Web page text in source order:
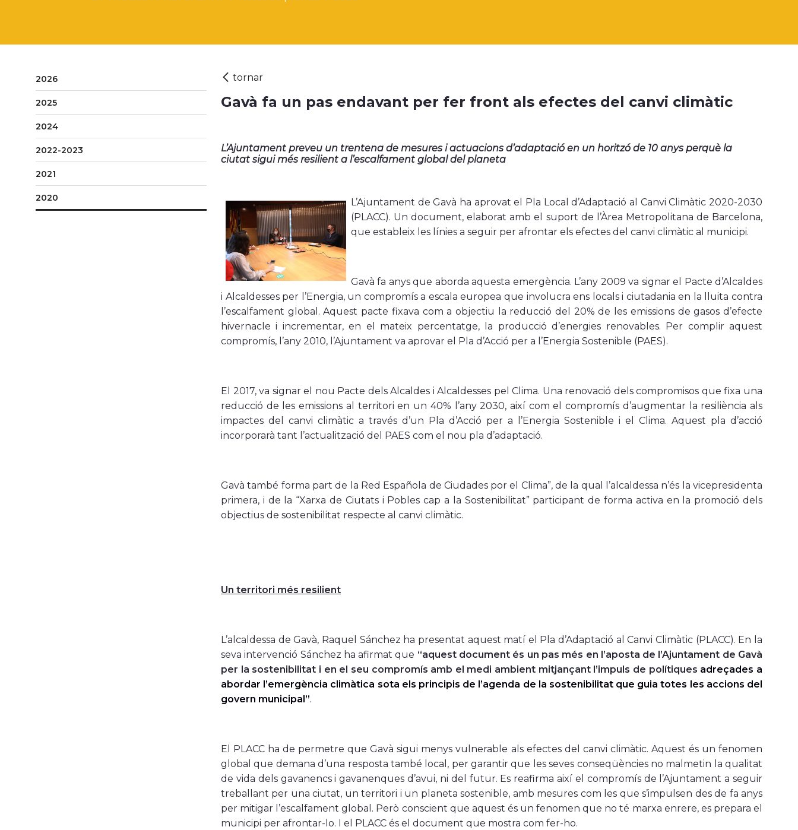
2026
2025
2024
2022-2023
2021
2020
Gavà fa un pas endavant per fer front als efectes del canvi climàtic
L’Ajuntament preveu un trentena de mesures i actuacions d’adaptació en un horitzó de 10 anys perquè la
ciutat sigui més resilient a l’escalfament global del planeta
L’Ajuntament de Gavà ha aprovat el Pla Local d’Adaptació al Canvi Climàtic 2020-2030
(PLACC). Un document, elaborat amb el suport de l’Àrea Metropolitana de Barcelona,
que estableix les línies a seguir per afrontar els efectes del canvi climàtic al municipi.
Gavà fa anys que aborda aquesta emergència. L’any 2009 va signar el Pacte d’Alcaldes
i Alcaldesses per l’Energia, un compromís a escala europea que involucra ens locals i ciutadania en la lluita contra
l’escalfament global. Aquest pacte fixava com a objectiu la reducció del 20% de les emissions de gasos d’efecte
hivernacle i incrementar, en el mateix percentatge, la producció d’energies renovables. Per complir aquest
compromís, l’any 2010, l’Ajuntament va aprovar el Pla d’Acció per a l’Energia Sostenible (PAES).
El 2017, va signar el nou Pacte dels Alcaldes i Alcaldesses pel Clima. Una renovació dels compromisos que fixa una
reducció de les emissions al territori en un 40% l’any 2030, així com el compromís d’augmentar la resiliència als
impactes del canvi climàtic a través d’un Pla d’Acció per a l’Energia Sostenible i el Clima. Aquest pla d’acció
incorporarà tant l’actualització del PAES com el nou pla d’adaptació.
Gavà també forma part de la Red Española de Ciudades por el Clima”, de la qual l’alcaldessa n’és la vicepresidenta
primera, i de la “Xarxa de Ciutats i Pobles cap a la Sostenibilitat” participant de forma activa en la promoció dels
objectius de sostenibilitat respecte al canvi climàtic.
Un territori més resilient
L’alcaldessa de Gavà, Raquel Sánchez ha presentat aquest matí el Pla d’Adaptació al Canvi Climàtic (PLACC). En la
seva intervenció Sánchez ha afirmat que “aquest document és un pas més en l’aposta de l’Ajuntament de Gavà
per la sostenibilitat i en el seu compromís amb el medi ambient mitjançant l’impuls de polítiques adreçades a
abordar l’emergència climàtica sota els principis de l’agenda de la sostenibilitat que guia totes les accions del
govern municipal”.
El PLACC ha de permetre que Gavà sigui menys vulnerable als efectes del canvi climàtic. Aquest és un fenomen
global que demana d’una resposta també local, per garantir que les seves conseqüències no malmetin la qualitat
de vida dels gavanencs i gavanenques d’avui, ni del futur. Es reafirma així el compromís de l’Ajuntament a seguir
treballant per una ciutat, un territori i un planeta sostenible, amb mesures com les que s’impulsen des de fa anys
per mitigar l’escalfament global. Però conscient que aquest és un fenomen que no té marxa enrere, es prepara el
municipi per afrontar-lo. I el PLACC és el document que mostra com fer-ho.